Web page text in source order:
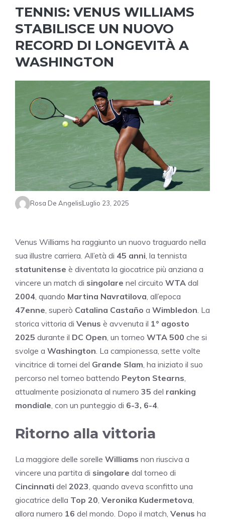
TENNIS: VENUS WILLIAMS
STABILISCE UN NUOVO
RECORD DI LONGEVITÀ A
WASHINGTON
Rosa De AngelisLuglio 23, 2025
Venus Williams ha raggiunto un nuovo traguardo nella
sua illustre carriera. All’età di 45 anni , la tennista
statunitense è diventata la giocatrice più anziana a
vincere un match di singolare nel circuito WTA dal
2004 , quando Martina Navratilova , all’epoca
47enne , superò Catalina Castaño a Wimbledon . La
storica vittoria di Venus è avvenuta il 1° agosto
2025 durante il DC Open , un torneo WTA 500 che si
svolge a Washington . La campionessa, sette volte
vincitrice di tornei del Grande Slam , ha iniziato il suo
percorso nel torneo battendo Peyton Stearns
attualmente posizionata al numero 35 del ranking
mondiale , con un punteggio di 6-3, 6-4
Ritorno alla vittoria
La maggiore delle sorelle Williams non riusciva a
vincere una partita di singolare dal torneo di
Cincinnati del 2023 , quando aveva sconfitto una
giocatrice della Top 20 Veronika Kudermetova
allora numero 16 del mondo. Dopo il match, Venus ha